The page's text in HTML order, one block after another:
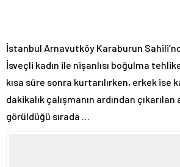
İstanbul Arnavutköy Karaburun
İsveçli kadın ile nişanlısı boğulma
kısa süre sonra kurtarılırken, erkek ise
dakikalık çalışmanın ardından
görüldüğü sırada …